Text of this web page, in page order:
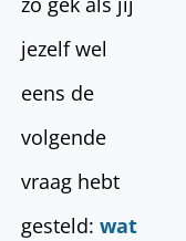
jezelf wel
eens de
volgende
vraag hebt
gesteld: wat